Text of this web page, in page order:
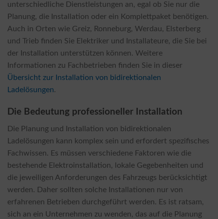
unterschiedliche Dienstleistungen an, egal ob Sie nur die
Planung, die Installation oder ein Komplettpaket benötigen.
Auch in Orten wie Greiz, Ronneburg, Werdau, Elsterberg
und Trieb finden Sie Elektriker und Installateure, die Sie bei
der Installation unterstützen können. Weitere
Informationen zu Fachbetrieben finden Sie in dieser
Übersicht zur Installation von bidirektionalen
Ladelösungen.
Die Bedeutung professioneller Installation
Die Planung und Installation von bidirektionalen
Ladelösungen kann komplex sein und erfordert spezifisches
Fachwissen. Es müssen verschiedene Faktoren wie die
bestehende Elektroinstallation, lokale Gegebenheiten und
die jeweiligen Anforderungen des Fahrzeugs berücksichtigt
werden. Daher sollten solche Installationen nur von
erfahrenen Betrieben durchgeführt werden. Es ist ratsam,
sich an ein Unternehmen zu wenden, das auf die Planung